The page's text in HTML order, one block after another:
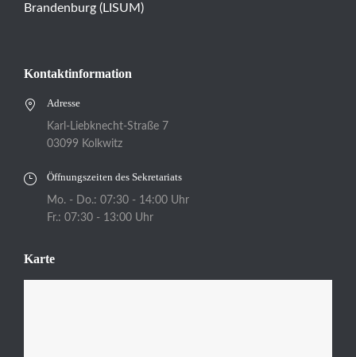
Brandenburg (LISUM)
Kontaktinformation
Adresse
Karl-Liebknecht-Straße 7
03099 Kolkwitz
Öffnungszeiten des Sekretariats
Mo. - Do.: 07:30 - 14:00 Uhr
Fr.: 07:30 - 13:00 Uhr
Karte